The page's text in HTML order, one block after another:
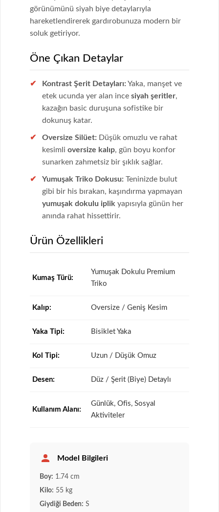
görünümünü siyah biye detaylarıyla
hareketlendirerek gardırobunuza modern bir
soluk getiriyor.
Öne Çıkan Detaylar
Kontrast Şerit Detayları: Yaka, manşet ve
etek ucunda yer alan ince siyah şeritler,
kazağın basic duruşuna sofistike bir
dokunuş katar.
Oversize Silüet: Düşük omuzlu ve rahat
kesimli oversize kalıp, gün boyu konfor
sunarken zahmetsiz bir şıklık sağlar.
Yumuşak Triko Dokusu: Teninizde bulut
gibi bir his bırakan, kaşındırma yapmayan
yumuşak dokulu iplik yapısıyla günün her
anında rahat hissettirir.
Ürün Özellikleri
Kumaş Türü:
Yumuşak Dokulu Premium
Triko
Kalıp: Oversize / Geniş Kesim
Yaka Tipi: Bisiklet Yaka
Kol Tipi: Uzun / Düşük Omuz
Desen: Düz / Şerit (Biye) Detaylı
Kullanım Alanı:
Günlük, Ofis, Sosyal
Aktiviteler
Model Bilgileri
Boy: 1.74 cm
Kilo: 55 kg
Giydiği Beden: S